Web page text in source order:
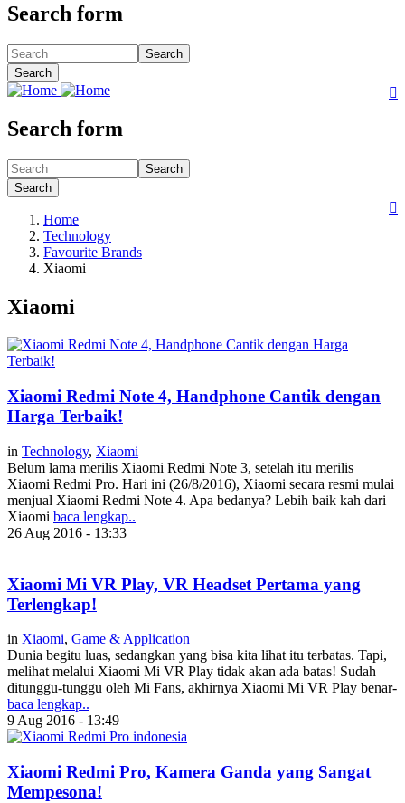
Search form
Search
Search

Search form
Search
Search

Home
Technology
Favourite Brands
Xiaomi
Xiaomi
Xiaomi Redmi Note 4, Handphone Cantik dengan
Harga Terbaik!
in Technology, Xiaomi
Belum lama merilis Xiaomi Redmi Note 3, setelah itu merilis
Xiaomi Redmi Pro. Hari ini (26/8/2016), Xiaomi secara resmi mulai
menjual Xiaomi Redmi Note 4. Apa bedanya? Lebih baik kah dari
Xiaomi baca lengkap..
26 Aug 2016 - 13:33
Xiaomi Mi VR Play, VR Headset Pertama yang
Terlengkap!
in Xiaomi, Game & Application
Dunia begitu luas, sedangkan yang bisa kita lihat itu terbatas. Tapi,
melihat melalui Xiaomi Mi VR Play tidak akan ada batas! Sudah
ditunggu-tunggu oleh Mi Fans, akhirnya Xiaomi Mi VR Play benar-
baca lengkap..
9 Aug 2016 - 13:49
Xiaomi Redmi Pro, Kamera Ganda yang Sangat
Mempesona!